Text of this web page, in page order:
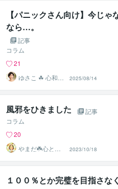
【パニックさん向け】今じゃ
なら…。
記事
コラム
21
ゆさこ ☘ 心和ら
ぐ拠り所
2025/08/14
風邪をひきました
記事
コラム
20
やまだ☘️心と頭
がスッキリ整う
サロン
2023/10/18
１００％とか完璧を目指さな